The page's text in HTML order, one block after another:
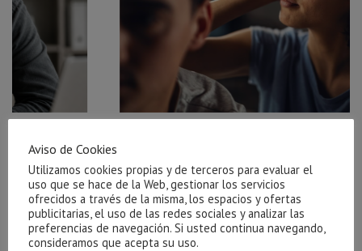
Ayuda para salir de una relación tóxica en Castellón
julio 27, 2026
Aviso de Cookies
Utilizamos cookies propias y de terceros para evaluar el
uso que se hace de la Web, gestionar los servicios
ofrecidos a través de la misma, los espacios y ofertas
publicitarias, el uso de las redes sociales y analizar las
preferencias de navegación. Si usted continua navegando,
consideramos que acepta su uso.